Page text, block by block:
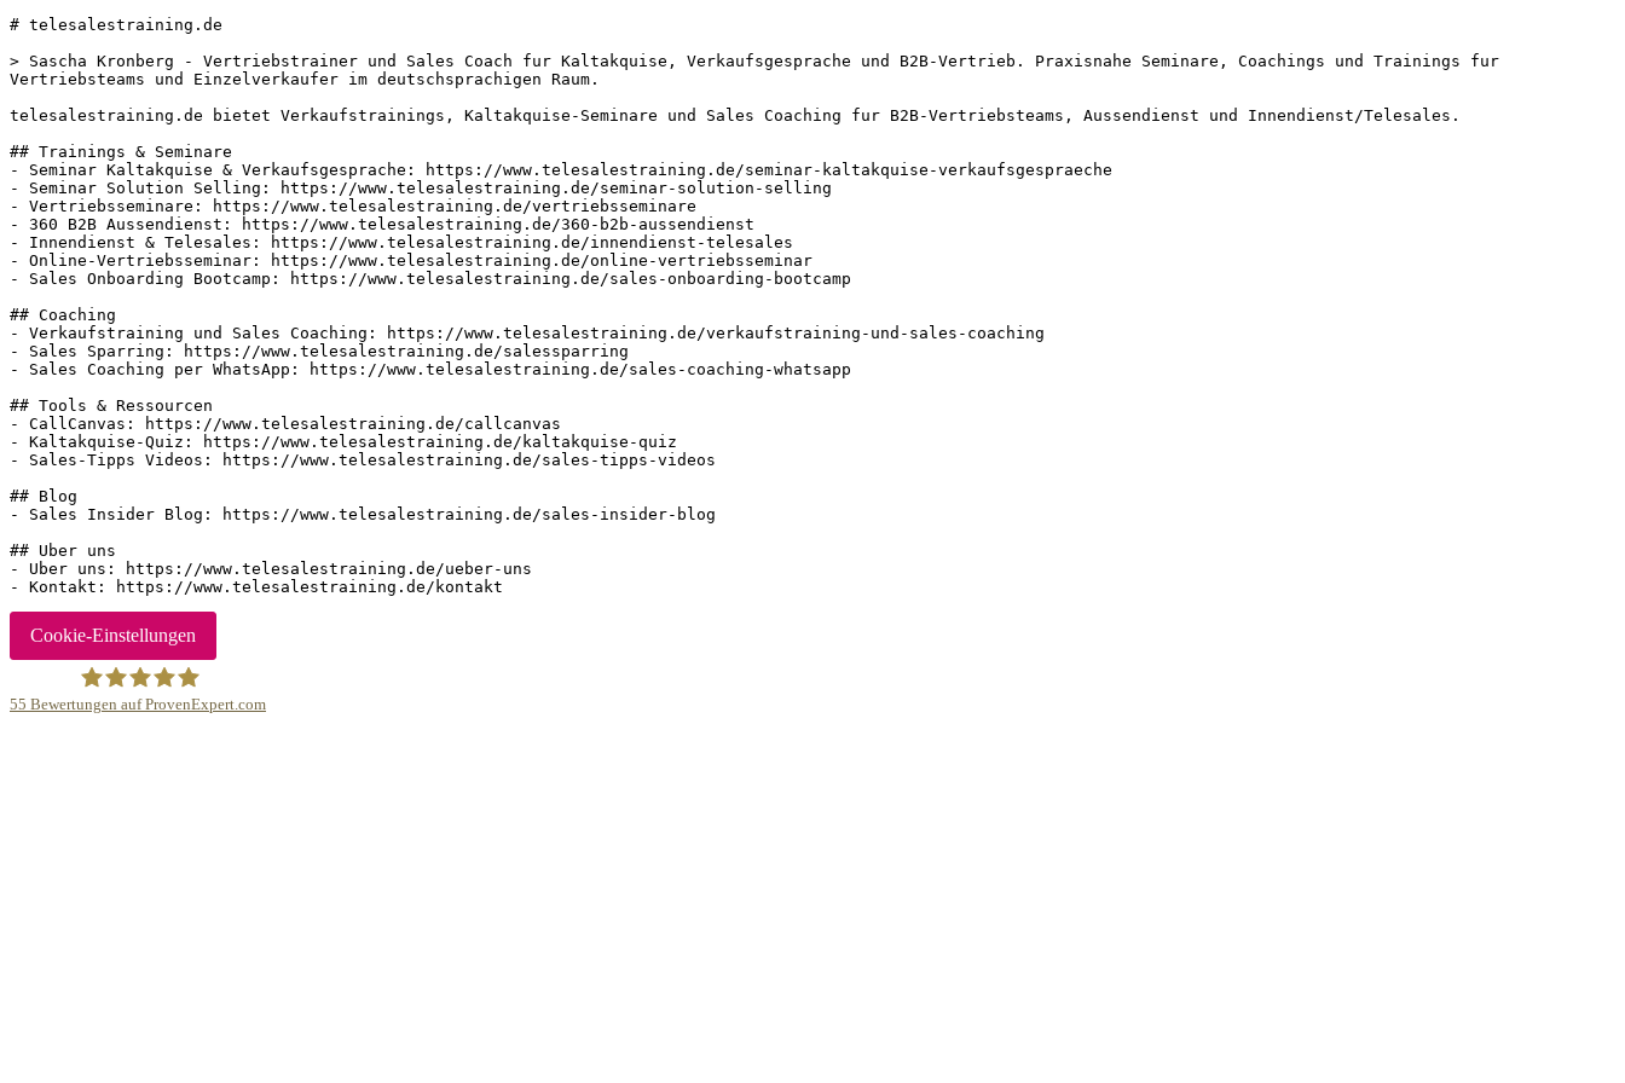
# telesalestraining.de
> Sascha Kronberg - Vertriebstrainer und Sales Coach fur Kaltakquise, Verkaufsgesprache und B2B-Vertrieb. Praxisnahe Seminare, Coachings und Trainings fur
Vertriebsteams und Einzelverkaufer im deutschsprachigen Raum.
telesalestraining.de bietet Verkaufstrainings, Kaltakquise-Seminare und Sales Coaching fur B2B-Vertriebsteams, Aussendienst und Innendienst/Telesales.
## Trainings & Seminare
- Seminar Kaltakquise & Verkaufsgesprache: https://www.telesalestraining.de/seminar-kaltakquise-verkaufsgespraeche
- Seminar Solution Selling: https://www.telesalestraining.de/seminar-solution-selling
- Vertriebsseminare: https://www.telesalestraining.de/vertriebsseminare
- 360 B2B Aussendienst: https://www.telesalestraining.de/360-b2b-aussendienst
- Innendienst & Telesales: https://www.telesalestraining.de/innendienst-telesales
- Online-Vertriebsseminar: https://www.telesalestraining.de/online-vertriebsseminar
- Sales Onboarding Bootcamp: https://www.telesalestraining.de/sales-onboarding-bootcamp
## Coaching
- Verkaufstraining und Sales Coaching: https://www.telesalestraining.de/verkaufstraining-und-sales-coaching
- Sales Sparring: https://www.telesalestraining.de/salessparring
- Sales Coaching per WhatsApp: https://www.telesalestraining.de/sales-coaching-whatsapp
## Tools & Ressourcen
- CallCanvas: https://www.telesalestraining.de/callcanvas
- Kaltakquise-Quiz: https://www.telesalestraining.de/kaltakquise-quiz
- Sales-Tipps Videos: https://www.telesalestraining.de/sales-tipps-videos
## Blog
- Sales Insider Blog: https://www.telesalestraining.de/sales-insider-blog
## Uber uns
- Uber uns: https://www.telesalestraining.de/ueber-uns
Cookie-Einstellungen
55 Bewertungen auf ProvenExpert.com